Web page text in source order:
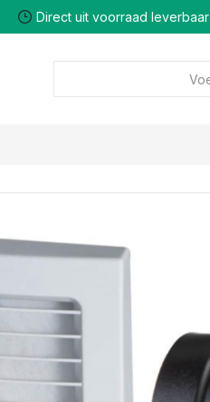
Direct uit voorraad leverbaar